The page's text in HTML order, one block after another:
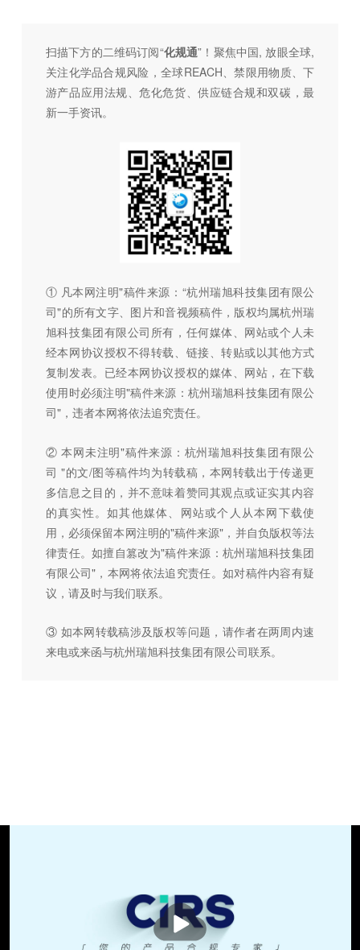
扫描下方的二维码订阅“化规通”！聚焦中国, 放眼全球,
关注化学品合规风险，全球REACH、禁限用物质、下
游产品应用法规、危化危货、供应链合规和双碳，最
新一手资讯。
① 凡本网注明"稿件来源：“杭州瑞旭科技集团有限公
司"的所有文字、图片和音视频稿件，版权均属杭州瑞
旭科技集团有限公司所有，任何媒体、网站或个人未
经本网协议授权不得转载、链接、转贴或以其他方式
复制发表。已经本网协议授权的媒体、网站，在下载
使用时必须注明"稿件来源：杭州瑞旭科技集团有限公
司"，违者本网将依法追究责任。
② 本网未注明"稿件来源：杭州瑞旭科技集团有限公
司 "的文/图等稿件均为转载稿，本网转载出于传递更
多信息之目的，并不意味着赞同其观点或证实其内容
的真实性。如其他媒体、网站或个人从本网下载使
用，必须保留本网注明的"稿件来源"，并自负版权等法
律责任。如擅自篡改为"稿件来源：杭州瑞旭科技集团
有限公司"，本网将依法追究责任。如对稿件内容有疑
议，请及时与我们联系。
③ 如本网转载稿涉及版权等问题，请作者在两周内速
来电或来函与杭州瑞旭科技集团有限公司联系。
播
放